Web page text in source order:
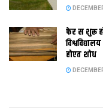
फेर स शुरू
होएत शोध